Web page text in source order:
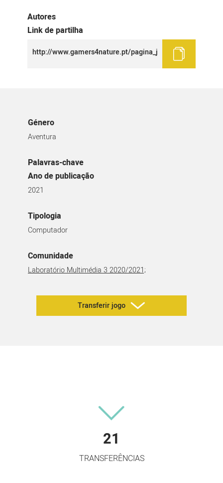
Autores
Link de partilha
Género
Aventura
Palavras-chave
Ano de publicação
2021
Tipologia
Computador
Comunidade
Laboratório Multimédia 3 2020/2021;
Transferir jogo
21
TRANSFERÊNCIAS